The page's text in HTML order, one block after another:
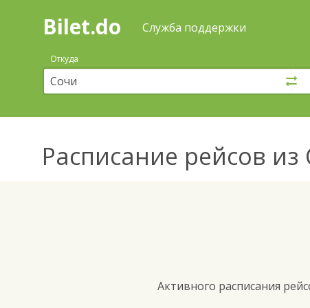
Поиск
покупка
билетов
автобус
онлайн
Bilet.do Служба поддержки
Откуда
Расписание рейсов из
Активного расписания